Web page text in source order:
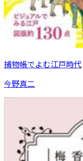
捕物帳でよむ江戸時代
今野真二